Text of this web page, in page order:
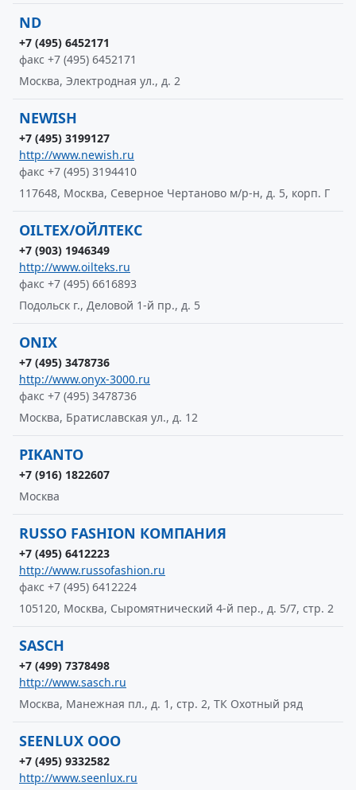
ND
+7 (495) 6452171
факс +7 (495) 6452171
Москва, Электродная ул., д. 2
NEWISH
+7 (495) 3199127
http://www.newish.ru
факс +7 (495) 3194410
117648, Москва, Северное Чертаново м/р-н, д. 5, корп. Г
OILTEX/ОЙЛТЕКС
+7 (903) 1946349
http://www.oilteks.ru
факс +7 (495) 6616893
Подольск г., Деловой 1-й пр., д. 5
ONIX
+7 (495) 3478736
http://www.onyx-3000.ru
факс +7 (495) 3478736
Москва, Братиславская ул., д. 12
PIKANTO
+7 (916) 1822607
Москва
RUSSO FASHION КОМПАНИЯ
+7 (495) 6412223
http://www.russofashion.ru
факс +7 (495) 6412224
105120, Москва, Сыромятнический 4-й пер., д. 5/7, стр. 2
SASCH
+7 (499) 7378498
http://www.sasch.ru
Москва, Манежная пл., д. 1, стр. 2, ТК Охотный ряд
SEENLUX OOO
+7 (495) 9332582
http://www.seenlux.ru